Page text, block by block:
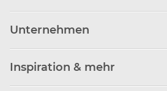
Unternehmen
Inspiration & mehr